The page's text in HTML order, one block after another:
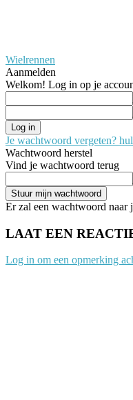
Wielrennen
Aanmelden
Welkom! Log in op je
Je wachtwoord vergeten?
Wachtwoord herstel
Vind je wachtwoord terug
Er zal een wachtwoord naar
LAAT EEN
Log in om een opmerking